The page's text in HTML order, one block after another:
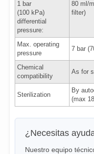
1 bar
(100 kPa)
differential
pressure:
80 ml/
filter)
Max. operating
pressure
7 bar
Chemical
compatibility
As for
Sterilization
By
(max
¿Necesitas
Nuestro equipo